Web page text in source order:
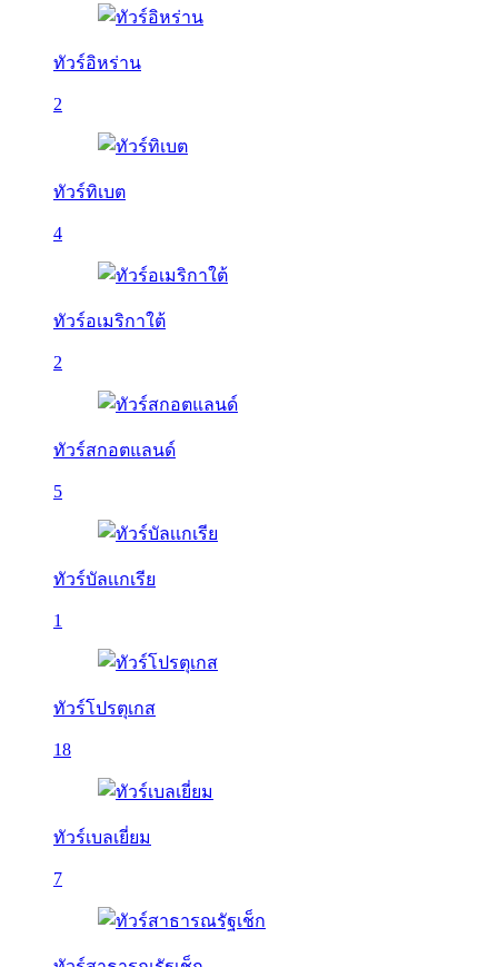
ทัวร์อิหร่าน
2
ทัวร์ทิเบต
4
ทัวร์อเมริกาใต้
2
ทัวร์สกอตแลนด์
5
ทัวร์บัลเเกเรีย
1
ทัวร์โปรตุเกส
18
ทัวร์เบลเยี่ยม
7